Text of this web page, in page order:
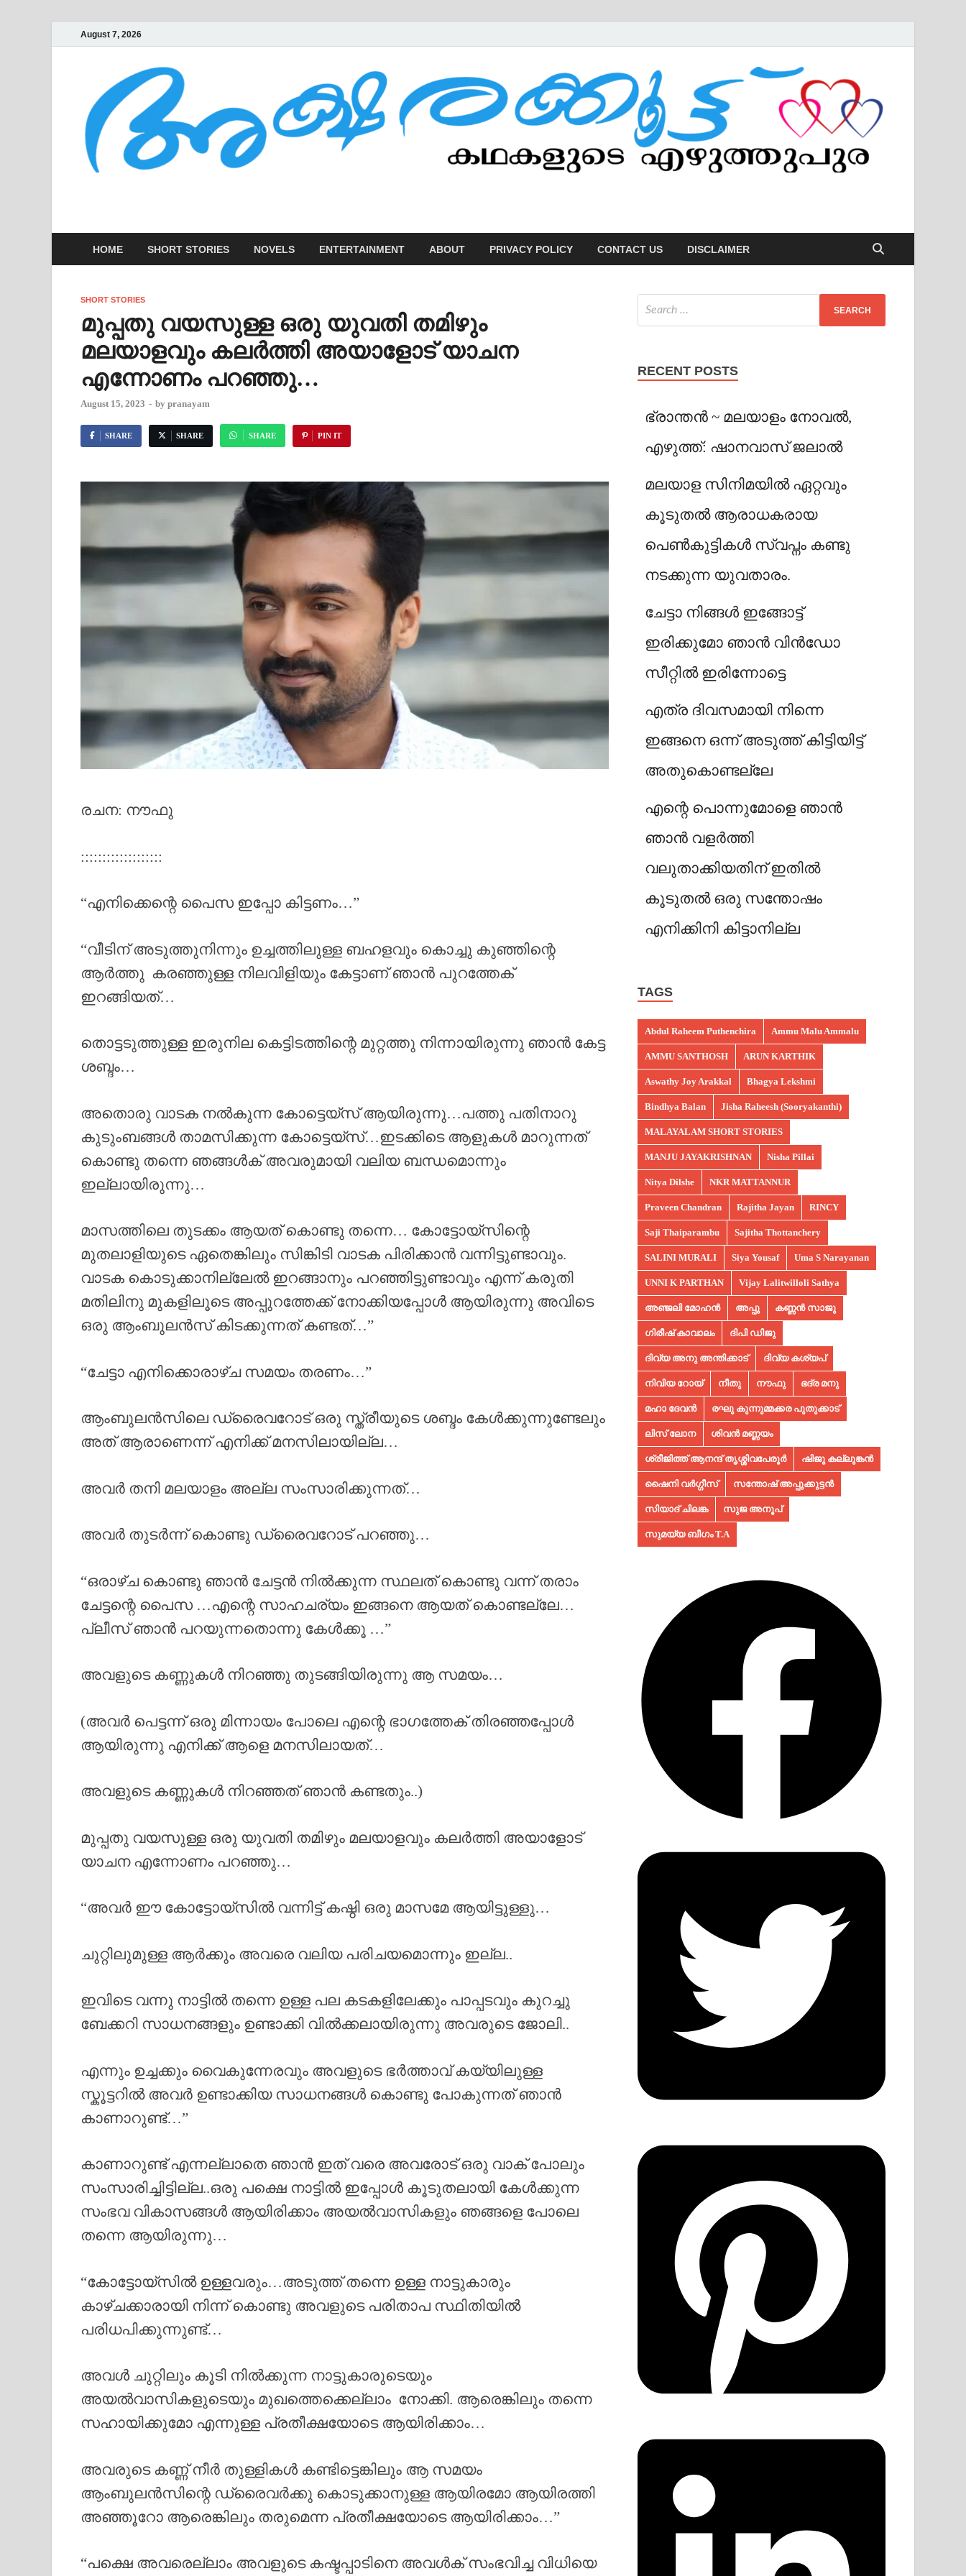
August 7, 2026
HOME SHORT STORIES NOVELS ENTERTAINMENT ABOUT PRIVACY POLICY CONTACT US DISCLAIMER
SHORT STORIES
മുപ്പതു വയസുള്ള ഒരു യുവതി തമിഴും
മലയാളവും കലർത്തി അയാളോട് യാചന
എന്നോണം പറഞ്ഞു…
August 15, 2023 - by pranayam
SHARE SHARE SHARE PIN IT
രചന: നൗഫു
:::::::::::::::::::
“എനിക്കെന്റെ പൈസ ഇപ്പോ കിട്ടണം…”
“വീടിന് അടുത്തുനിന്നും ഉച്ചത്തിലുള്ള ബഹളവും കൊച്ചു കുഞ്ഞിന്റെ
ആർത്തു കരഞ്ഞുള്ള നിലവിളിയും കേട്ടാണ് ഞാൻ പുറത്തേക്
ഇറങ്ങിയത്…
തൊട്ടടുത്തുള്ള ഇരുനില കെട്ടിടത്തിന്റെ മുറ്റത്തു നിന്നായിരുന്നു ഞാൻ കേട്ട
ശബ്ദം…
അതൊരു വാടക നൽകുന്ന കോട്ടെയ്‌സ് ആയിരുന്നു…പത്തു പതിനാറു
കുടുംബങ്ങൾ താമസിക്കുന്ന കോട്ടെയ്‌സ്…ഇടക്കിടെ ആളുകൾ മാറുന്നത്
കൊണ്ടു തന്നെ ഞങ്ങൾക് അവരുമായി വലിയ ബന്ധമൊന്നും
ഇല്ലായിരുന്നു…
മാസത്തിലെ തുടക്കം ആയത് കൊണ്ടു തന്നെ… കോട്ടോയ്‌സിന്റെ
മുതലാളിയുടെ ഏതെങ്കിലും സിങ്കിടി വാടക പിരിക്കാൻ വന്നിട്ടുണ്ടാവും.
വാടക കൊടുക്കാനില്ലേൽ ഇറങ്ങാനും പറഞ്ഞിട്ടുണ്ടാവും എന്ന് കരുതി
മതിലിനു മുകളിലൂടെ അപ്പുറത്തേക്ക് നോക്കിയപ്പോൾ ആയിരുന്നു അവിടെ
ഒരു ആംബുലൻസ് കിടക്കുന്നത് കണ്ടത്…”
“ചേട്ടാ എനിക്കൊരാഴ്ച സമയം തരണം…”
ആംബുലൻസിലെ ഡ്രൈവറോട് ഒരു സ്ത്രീയുടെ ശബ്ദം കേൾക്കുന്നുണ്ടേലും
അത് ആരാണെന്ന് എനിക്ക് മനസിലായില്ല…
അവർ തനി മലയാളം അല്ല സംസാരിക്കുന്നത്…
അവർ തുടർന്ന് കൊണ്ടു ഡ്രൈവറോട് പറഞ്ഞു…
“ഒരാഴ്ച കൊണ്ടു ഞാൻ ചേട്ടൻ നിൽക്കുന്ന സ്ഥലത് കൊണ്ടു വന്ന് തരാം
ചേട്ടന്റെ പൈസ …എന്റെ സാഹചര്യം ഇങ്ങനെ ആയത് കൊണ്ടല്ലേ…
പ്ലീസ് ഞാൻ പറയുന്നതൊന്നു കേൾക്കൂ …”
അവളുടെ കണ്ണുകൾ നിറഞ്ഞു തുടങ്ങിയിരുന്നു ആ സമയം…
(അവർ പെട്ടന്ന് ഒരു മിന്നായം പോലെ എന്റെ ഭാഗത്തേക് തിരഞ്ഞപ്പോൾ
ആയിരുന്നു എനിക്ക് ആളെ മനസിലായത്…
അവളുടെ കണ്ണുകൾ നിറഞ്ഞത് ഞാൻ കണ്ടതും..)
മുപ്പതു വയസുള്ള ഒരു യുവതി തമിഴും മലയാളവും കലർത്തി അയാളോട്
യാചന എന്നോണം പറഞ്ഞു…
“അവർ ഈ കോട്ടോയ്‌സിൽ വന്നിട്ട് കഷ്ഠി ഒരു മാസമേ ആയിട്ടുള്ളു…
ചുറ്റിലുമുള്ള ആർക്കും അവരെ വലിയ പരിചയമൊന്നും ഇല്ല..
ഇവിടെ വന്നു നാട്ടിൽ തന്നെ ഉള്ള പല കടകളിലേക്കും പാപ്പടവും കുറച്ചു
ബേക്കറി സാധനങ്ങളും ഉണ്ടാക്കി വിൽക്കലായിരുന്നു അവരുടെ ജോലി..
എന്നും ഉച്ചക്കും വൈകുന്നേരവും അവളുടെ ഭർത്താവ് കയ്യിലുള്ള
സ്കൂട്ടറിൽ അവർ ഉണ്ടാക്കിയ സാധനങ്ങൾ കൊണ്ടു പോകുന്നത് ഞാൻ
കാണാറുണ്ട്…”
കാണാറുണ്ട് എന്നല്ലാതെ ഞാൻ ഇത് വരെ അവരോട് ഒരു വാക് പോലും
സംസാരിച്ചിട്ടില്ല..ഒരു പക്ഷെ നാട്ടിൽ ഇപ്പോൾ കൂടുതലായി കേൾക്കുന്ന
സംഭവ വികാസങ്ങൾ ആയിരിക്കാം അയൽവാസികളും ഞങ്ങളെ പോലെ
തന്നെ ആയിരുന്നു…
“കോട്ടോയ്‌സിൽ ഉള്ളവരും…അടുത്ത് തന്നെ ഉള്ള നാട്ടുകാരും
കാഴ്ചക്കാരായി നിന്ന് കൊണ്ടു അവളുടെ പരിതാപ സ്ഥിതിയിൽ
പരിധപിക്കുന്നുണ്ട്…
അവൾ ചുറ്റിലും കൂടി നിൽക്കുന്ന നാട്ടുകാരുടെയും
അയൽവാസികളുടെയും മുഖത്തെക്കെല്ലാം നോക്കി. ആരെങ്കിലും തന്നെ
സഹായിക്കുമോ എന്നുള്ള പ്രതീക്ഷയോടെ ആയിരിക്കാം…
അവരുടെ കണ്ണ് നീർ തുള്ളികൾ കണ്ടിട്ടെങ്കിലും ആ സമയം
ആംബുലൻസിന്റെ ഡ്രൈവർക്കു കൊടുക്കാനുള്ള ആയിരമോ ആയിരത്തി
അഞ്ഞൂറോ ആരെങ്കിലും തരുമെന്ന പ്രതീക്ഷയോടെ ആയിരിക്കാം…”
“പക്ഷെ അവരെല്ലാം അവളുടെ കഷ്ടപ്പാടിനെ അവൾക് സംഭവിച്ച വിധിയെ
RECENT POSTS
ഭ്രാന്തൻ ~ മലയാളം നോവൽ,
എഴുത്ത്: ഷാനവാസ് ജലാൽ
മലയാള സിനിമയിൽ ഏറ്റവും
കൂടുതൽ ആരാധകരായ
പെൺകുട്ടികൾ സ്വപ്നം കണ്ടു
നടക്കുന്ന യുവതാരം.
ചേട്ടാ നിങ്ങൾ ഇങ്ങോട്ട്
ഇരിക്കുമോ ഞാൻ വിൻഡോ
സീറ്റിൽ ഇരിന്നോട്ടെ
എത്ര ദിവസമായി നിന്നെ
ഇങ്ങനെ ഒന്ന് അടുത്ത് കിട്ടിയിട്ട്
അതുകൊണ്ടല്ലേ
എന്റെ പൊന്നുമോളെ ഞാൻ
ഞാൻ വളർത്തി
വലുതാക്കിയതിന് ഇതിൽ
കൂടുതൽ ഒരു സന്തോഷം
എനിക്കിനി കിട്ടാനില്ല
TAGS
Abdul Raheem Puthenchira Ammu Malu Ammalu
AMMU SANTHOSH ARUN KARTHIK
Aswathy Joy Arakkal Bhagya Lekshmi
Bindhya Balan Jisha Raheesh (Sooryakanthi)
MALAYALAM SHORT STORIES
MANJU JAYAKRISHNAN Nisha Pillai
Nitya Dilshe NKR MATTANNUR
Praveen Chandran Rajitha Jayan RINCY
Saji Thaiparambu Sajitha Thottanchery
SALINI MURALI Siya Yousaf Uma S Narayanan
UNNI K PARTHAN Vijay Lalitwilloli Sathya
അഞ്ജലി മോഹൻ അപ്പു കണ്ണൻ സാജു
ഗിരീഷ് കാവാലം ദിപി ഡിജു
ദിവ്യ അനു അന്തിക്കാട് ദിവ്യ കശ്യപ്
നിവിയ റോയ് നീതു നൗഫു ഭദ്ര മനു
മഹാ ദേവൻ രഘു കുന്നുമ്മക്കര പുതുക്കാട്
ലിസ് ലോന ശിവൻ മണ്ണയം
ശ്രീജിത്ത് ആനന്ദ് തൃശ്ശിവപേരൂർ ഷിജു കല്ലുങ്കൻ
ഷൈനി വർഗ്ഗീസ് സന്തോഷ് അപ്പുക്കുട്ടൻ
സിയാദ് ചിലങ്ക സുജ അനൂപ്‌
സുമയ്യ ബീഗം T.A